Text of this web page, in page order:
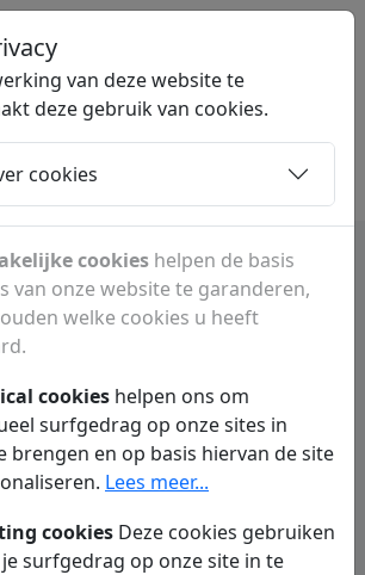
.BE
Contact
subpagina's en rubrieken.
van deze website te
deze gebruik van cookies.
cookies
cookies helpen de basis
van onze website te garanderen,
welke cookies u heeft
cookies helpen ons om
surfgedrag op onze sites in
brengen en op basis hiervan de site
Lees meer...
cookies Deze cookies gebruiken
surfgedrag op onze site in te